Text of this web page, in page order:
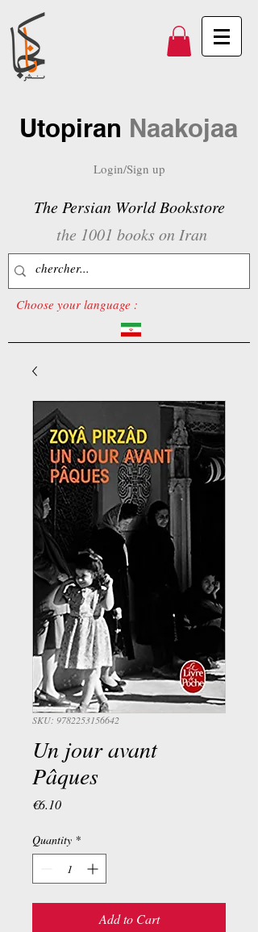
Utopiran Naakojaa
Login/Sign up
The Persian World Bookstore
the 1001 books on Iran
Choose your language :
SKU: 9782253156642
Un jour avant
Pâques
€6.10Price
Quantity *
Add to Cart